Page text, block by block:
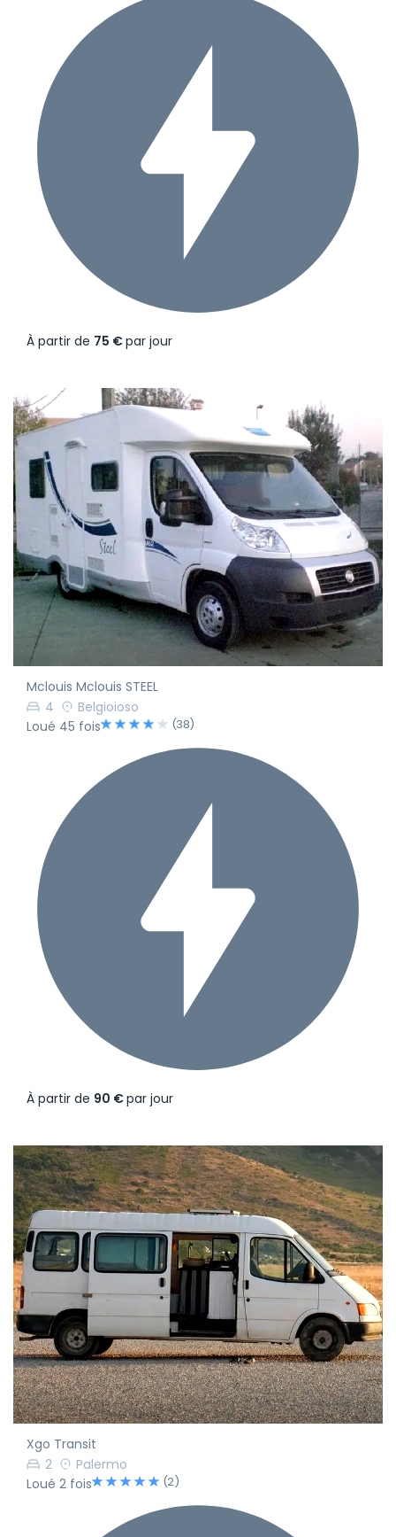
À partir de 75 €par jour
Mclouis Mclouis STEEL
4
Belgioioso
Loué 45 fois
(38)
À partir de 90 €par jour
Xgo Transit
2
Palermo
Loué 2 fois
(2)